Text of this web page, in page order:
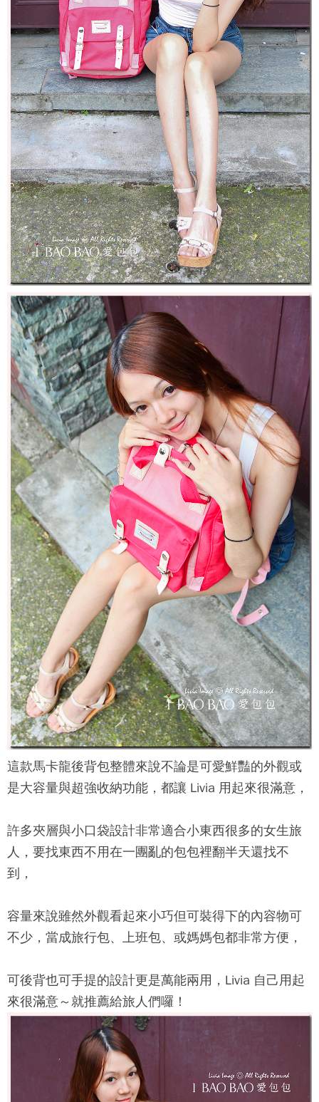
這款馬卡龍後背包整體來說不論是可愛鮮豔的外觀或
是大容量與超強收納功能，都讓 Livia 用起來很滿意，
許多夾層與小口袋設計非常適合小東西很多的女生旅
人，要找東西不用在一團亂的包包裡翻半天還找不
到，
容量來說雖然外觀看起來小巧但可裝得下的內容物可
不少，當成旅行包、上班包、或媽媽包都非常方便，
可後背也可手提的設計更是萬能兩用，Livia 自己用起
來很滿意～就推薦給旅人們囉！